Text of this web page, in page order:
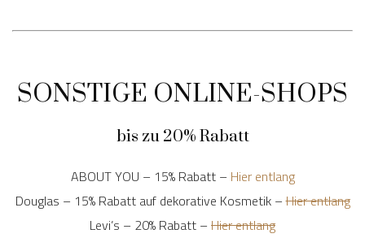
SONSTIGE ONLINE-SHOPS
bis zu 20% Rabatt
ABOUT YOU – 15% Rabatt – Hier entlang
Douglas – 15% Rabatt auf dekorative Kosmetik –Hier entlang
Levi’s – 20% Rabatt – Hier entlang